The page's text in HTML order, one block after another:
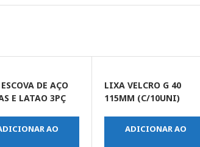
DE AÇO
E LATAO 3PÇ
AO
LIXA VELCRO G 40
115MM (C/10UNI)
ADICIONAR AO